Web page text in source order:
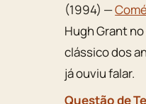
(1994) —
Hugh Grant
clássico dos
já ouviu falar.
Questão de